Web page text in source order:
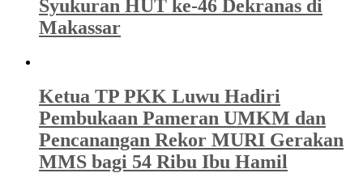
Syukuran HUT ke-46 Dekranas di
Makassar
Ketua TP PKK Luwu Hadiri
Pembukaan Pameran UMKM dan
Pencanangan Rekor MURI Gerakan
MMS bagi 54 Ribu Ibu Hamil